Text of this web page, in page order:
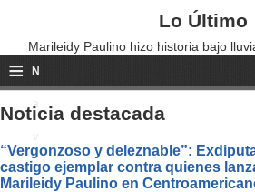
Lo Último
Marileidy Paulino hizo historia bajo
≡ N
a
i
Noticia destacada
“Vergonzoso y deleznable”:
castigo ejemplar contra quienes
Marileidy Paulino en